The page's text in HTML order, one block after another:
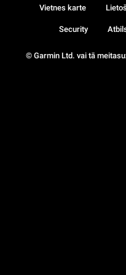
© Garmin Ltd. vai tā
Vietnes karte
Security